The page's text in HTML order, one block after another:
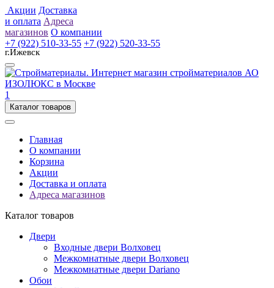
Акции Доставка
и оплата Адреса
магазинов О компании
+7 (922) 510-33-55 +7 (922) 520-33-55
г.Ижевск
1
Каталог товаров
Главная
О компании
Корзина
Акции
Доставка и оплата
Адреса магазинов
Каталог товаров
Двери
Входные двери Волховец
Межкомнатные двери Волховец
Межкомнатные двери Dariano
Обои